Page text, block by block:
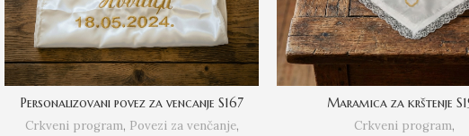
Personalizovani povez za vencanje S167
Crkveni program, Povezi za venčanje,
Maramica za krštenje
Crkveni program,